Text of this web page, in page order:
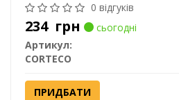
0 відгуків
234 грн
сьогодні
Артикул:
CORTECO
ПРИДБАТИ